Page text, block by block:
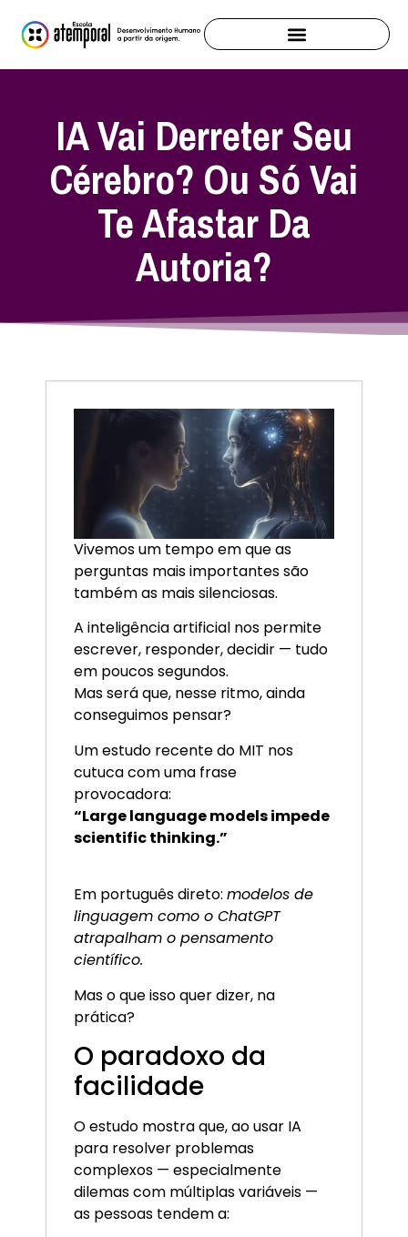
IA Vai Derreter Seu
Cérebro? Ou Só Vai
Te Afastar Da
Autoria?
Vivemos um tempo em que as
perguntas mais importantes são
também as mais silenciosas.
A inteligência artificial nos permite
escrever, responder, decidir — tudo
em poucos segundos.
Mas será que, nesse ritmo, ainda
conseguimos pensar?
Um estudo recente do MIT nos
cutuca com uma frase
provocadora:
“Large language models impede
scientific thinking.”
Em português direto: modelos de
linguagem como o ChatGPT
atrapalham o pensamento
científico.
Mas o que isso quer dizer, na
prática?
O paradoxo da
facilidade
O estudo mostra que, ao usar IA
para resolver problemas
complexos — especialmente
dilemas com múltiplas variáveis —
as pessoas tendem a: